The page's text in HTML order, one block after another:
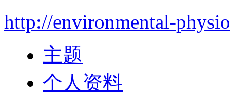
http://environmental-
主题
个人资料